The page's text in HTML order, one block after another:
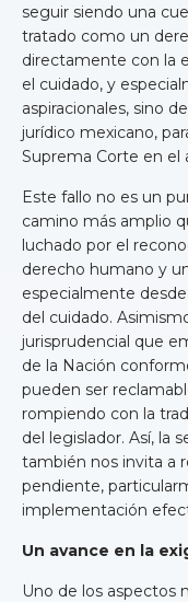
seguir siendo una
tratado como un
directamente con la
el cuidado, y
aspiracionales, sino
jurídico mexicano,
Suprema Corte en el
Este fallo no es un
camino más amplio
luchado por el
derecho humano y
especialmente
del cuidado.
jurisprudencial que
de la Nación
pueden ser
rompiendo con la
del legislador. Así, la
también nos invita a
pendiente,
implementación
Un avance en la
Uno de los aspectos